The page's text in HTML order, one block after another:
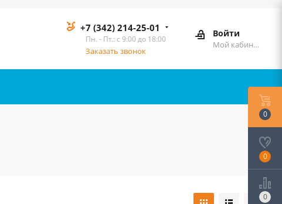
Войти
Мой кабинет
+7 (342) 214-25-01
Пн. - Пт.: с 9:00 до 18:00
Заказать звонок
0
0
0